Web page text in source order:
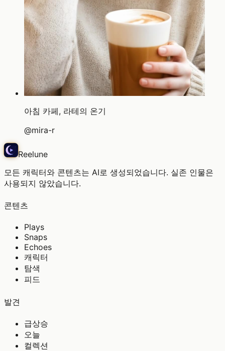
아침 카페, 라테의 온기
@mira-r
Reelune
모든 캐릭터와 콘텐츠는 AI로 생성되었습니다. 실존 인물은
사용되지 않았습니다.
콘텐츠
Plays
Snaps
Echoes
캐릭터
탐색
피드
발견
급상승
오늘
컬렉션